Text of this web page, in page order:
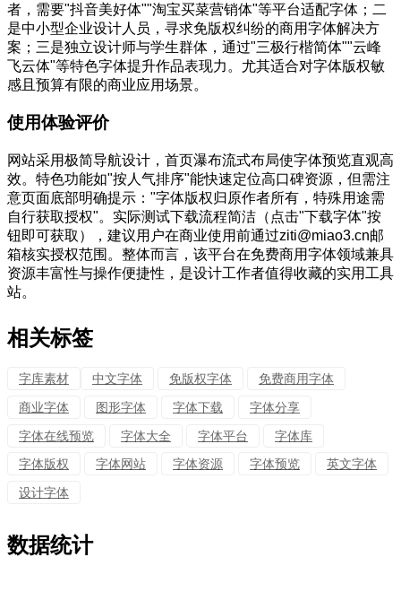
者，需要"抖音美好体""淘宝买菜营销体"等平台适配字体；二
是中小型企业设计人员，寻求免版权纠纷的商用字体解决方
案；三是独立设计师与学生群体，通过"三极行楷简体""云峰
飞云体"等特色字体提升作品表现力。尤其适合对字体版权敏
感且预算有限的商业应用场景。
使用体验评价
网站采用极简导航设计，首页瀑布流式布局使字体预览直观高
效。特色功能如"按人气排序"能快速定位高口碑资源，但需注
意页面底部明确提示："字体版权归原作者所有，特殊用途需
自行获取授权"。实际测试下载流程简洁（点击"下载字体"按
钮即可获取），建议用户在商业使用前通过ziti@miao3.cn邮
箱核实授权范围。整体而言，该平台在免费商用字体领域兼具
资源丰富性与操作便捷性，是设计工作者值得收藏的实用工具
站。
相关标签
字库素材 中文字体 免版权字体
免费商用字体
商业字体
图形字体 字体下载
字体分享
字体在线预览
字体大全 字体平台
字体库
字体版权
字体网站 字体资源 字体预览
英文字体
设计字体
数据统计